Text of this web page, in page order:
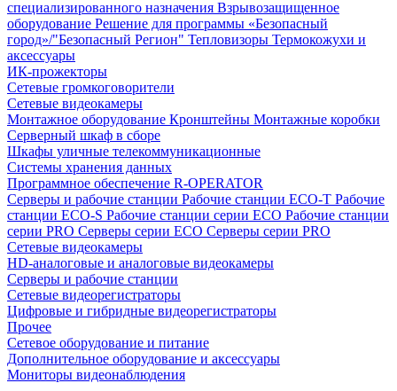
специализированного назначения Взрывозащищенное
оборудование Решение для программы «Безопасный
город»/"Безопасный Регион" Тепловизоры Термокожухи и
аксессуары
ИК-прожекторы
Сетевые громкоговорители
Сетевые видеокамеры
Монтажное оборудование Кронштейны Монтажные коробки
Серверный шкаф в сборе
Шкафы уличные телекоммуникационные
Системы хранения данных
Программное обеспечение R-OPERATOR
Серверы и рабочие станции Рабочие станции ECO-T Рабочие
станции ECO-S Рабочие станции серии ECO Рабочие станции
серии PRO Серверы серии ECO Серверы серии PRO
Сетевые видеокамеры
HD-аналоговые и аналоговые видеокамеры
Серверы и рабочие станции
Сетевые видеорегистраторы
Цифровые и гибридные видеорегистраторы
Прочее
Сетевое оборудование и питание
Дополнительное оборудование и аксессуары
Мониторы видеонаблюдения